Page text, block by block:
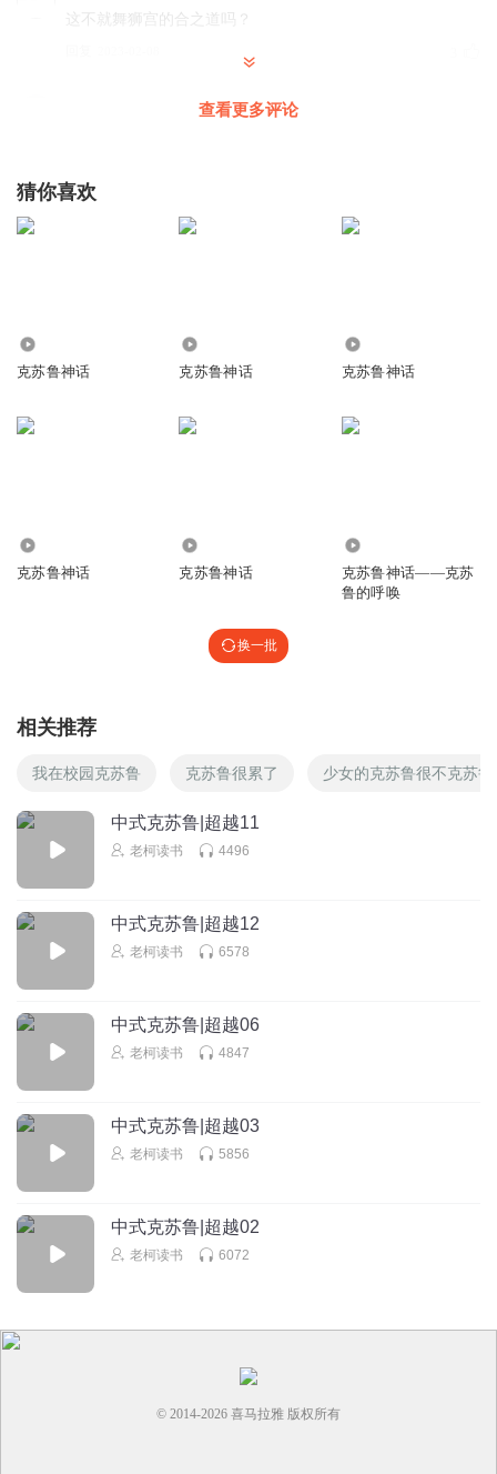
这不就舞狮宫的合之道吗？
，
查看更多评论
猜你喜欢
克苏鲁神话 克苏鲁神话 克苏鲁神话
克苏鲁神话 克苏鲁神话
克苏鲁神话——克苏
鲁的呼唤
换一批
相关推荐
我在校园克苏鲁 克苏鲁很累了 少女的克苏鲁很不克苏鲁
中式克苏鲁|超越11
老柯读书 4496
中式克苏鲁|超越12
老柯读书 6578
中式克苏鲁|超越06
老柯读书 4847
中式克苏鲁|超越03
老柯读书 5856
中式克苏鲁|超越02
老柯读书 6072
© 2014-2026 喜马拉雅 版权所有